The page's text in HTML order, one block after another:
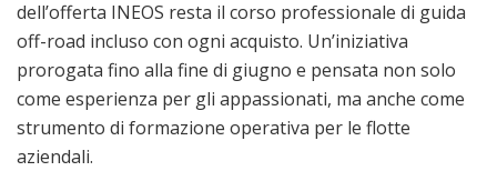
dell’offerta INEOS resta il corso professionale di guida
off-road incluso con ogni acquisto. Un’iniziativa
prorogata fino alla fine di giugno e pensata non solo
come esperienza per gli appassionati, ma anche come
strumento di formazione operativa per le flotte
aziendali.